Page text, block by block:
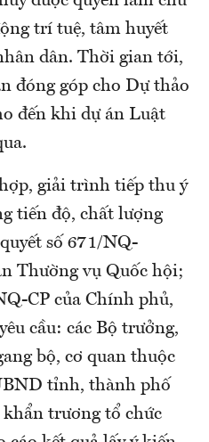
trí tuệ, tâm huyết
dân. Thời gian tới,
đóng góp cho Dự thảo
đến khi dự án Luật
giải trình tiếp thu ý
tiến độ, chất lượng
số 671/NQ-
Thường vụ Quốc hội;
CP của Chính phủ,
cầu: các Bộ trưởng,
bộ, cơ quan thuộc
tỉnh, thành phố
trương tổ chức